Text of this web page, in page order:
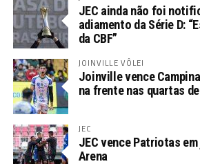
JEC ainda não foi
adiamento da Série D:
da CBF”
JOINVILLE VÔLEI
Joinville vence
na frente nas quartas
JEC
JEC vence Patriotas
Arena